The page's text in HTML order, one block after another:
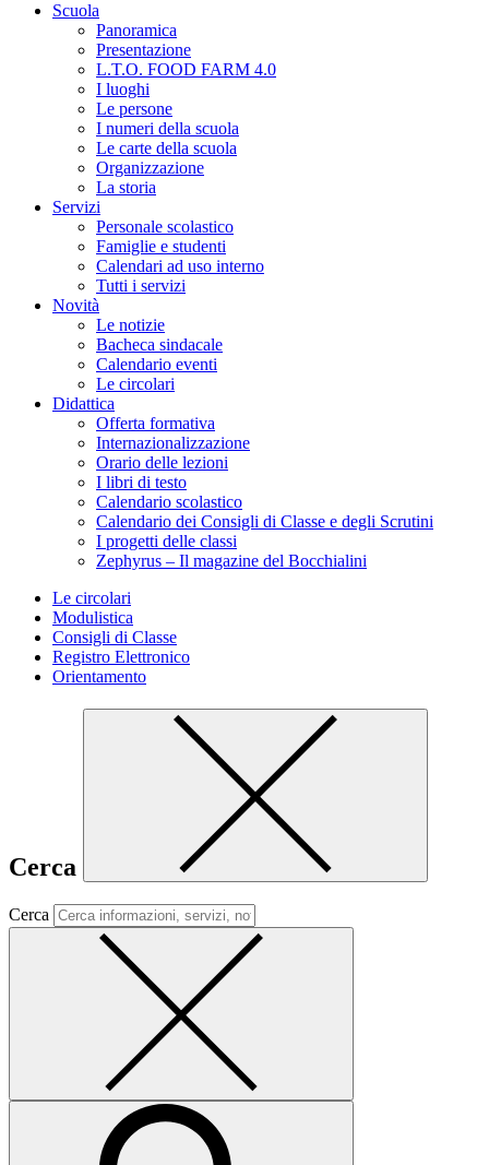
Scuola
Panoramica
Presentazione
L.T.O. FOOD FARM 4.0
I luoghi
Le persone
I numeri della scuola
Le carte della scuola
Organizzazione
La storia
Servizi
Personale scolastico
Famiglie e studenti
Calendari ad uso interno
Tutti i servizi
Novità
Le notizie
Bacheca sindacale
Calendario eventi
Le circolari
Didattica
Offerta formativa
Internazionalizzazione
Orario delle lezioni
I libri di testo
Calendario scolastico
Calendario dei Consigli di Classe e degli Scrutini
I progetti delle classi
Zephyrus – Il magazine del Bocchialini
Le circolari
Modulistica
Consigli di Classe
Registro Elettronico
Orientamento
Cerca
Cerca